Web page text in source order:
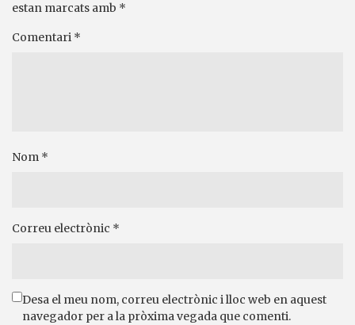
estan marcats amb *
Comentari *
Nom *
Correu electrònic *
Desa el meu nom, correu electrònic i lloc web en aquest
navegador per a la pròxima vegada que comenti.